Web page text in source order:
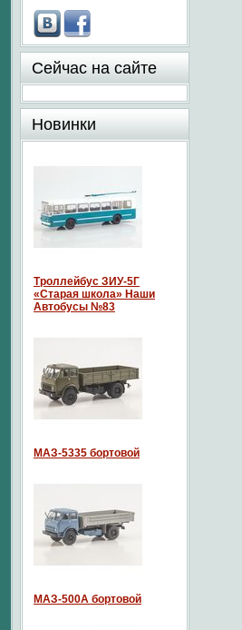
Сейчас на сайте
Новинки
Троллейбус ЗИУ-5Г
«Старая школа» Наши
Автобусы №83
МАЗ-5335 бортовой
МАЗ-500А бортовой